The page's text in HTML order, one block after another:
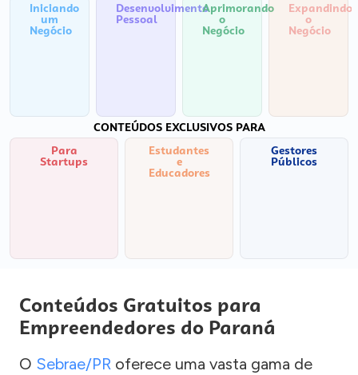
Iniciando
um
Negócio
Desenvolvimento
Pessoal
Aprimorando
o
Negócio
Expandindo
o
Negócio
CONTEÚDOS EXCLUSIVOS PARA
Para
Startups
Estudantes
e
Educadores
Gestores
Públicos
Conteúdos Gratuitos para
Empreendedores do Paraná
O Sebrae/PR oferece uma vasta gama de